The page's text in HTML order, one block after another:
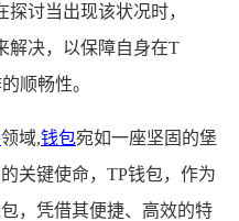
讨当出现该状况时，
解决，以保障自身在T
顺畅性。
领域,钱包宛如一座坚固的堡
关键使命，TP钱包，作为
，凭借其便捷、高效的特